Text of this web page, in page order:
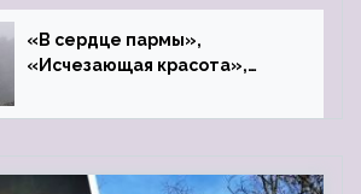
«В сердце пармы»,
«Исчезающая красота»,